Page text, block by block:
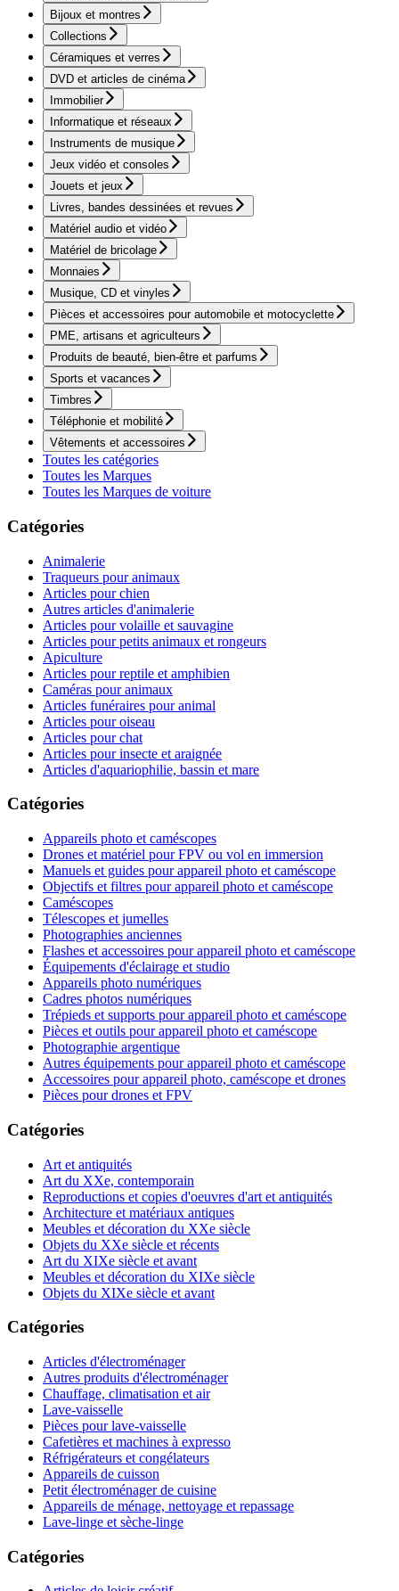
Bijoux et montres
Collections
Céramiques et verres
DVD et articles de cinéma
Immobilier
Informatique et réseaux
Instruments de musique
Jeux vidéo et consoles
Jouets et jeux
Livres, bandes dessinées et revues
Matériel audio et vidéo
Matériel de bricolage
Monnaies
Musique, CD et vinyles
Pièces et accessoires pour automobile et motocyclette
PME, artisans et agriculteurs
Produits de beauté, bien-être et parfums
Sports et vacances
Timbres
Téléphonie et mobilité
Vêtements et accessoires
Toutes les catégories
Toutes les Marques
Toutes les Marques de voiture
Catégories
Animalerie
Traqueurs pour animaux
Articles pour chien
Autres articles d'animalerie
Articles pour volaille et sauvagine
Articles pour petits animaux et rongeurs
Apiculture
Articles pour reptile et amphibien
Caméras pour animaux
Articles funéraires pour animal
Articles pour oiseau
Articles pour chat
Articles pour insecte et araignée
Articles d'aquariophilie, bassin et mare
Catégories
Appareils photo et caméscopes
Drones et matériel pour FPV ou vol en immersion
Manuels et guides pour appareil photo et caméscope
Objectifs et filtres pour appareil photo et caméscope
Caméscopes
Télescopes et jumelles
Photographies anciennes
Flashes et accessoires pour appareil photo et caméscope
Équipements d'éclairage et studio
Appareils photo numériques
Cadres photos numériques
Trépieds et supports pour appareil photo et caméscope
Pièces et outils pour appareil photo et caméscope
Photographie argentique
Autres équipements pour appareil photo et caméscope
Accessoires pour appareil photo, caméscope et drones
Pièces pour drones et FPV
Catégories
Art et antiquités
Art du XXe, contemporain
Reproductions et copies d'oeuvres d'art et antiquités
Architecture et matériaux antiques
Meubles et décoration du XXe siècle
Objets du XXe siècle et récents
Art du XIXe siècle et avant
Meubles et décoration du XIXe siècle
Objets du XIXe siècle et avant
Catégories
Articles d'électroménager
Autres produits d'électroménager
Chauffage, climatisation et air
Lave-vaisselle
Pièces pour lave-vaisselle
Cafetières et machines à expresso
Réfrigérateurs et congélateurs
Appareils de cuisson
Petit électroménager de cuisine
Appareils de ménage, nettoyage et repassage
Lave-linge et sèche-linge
Catégories